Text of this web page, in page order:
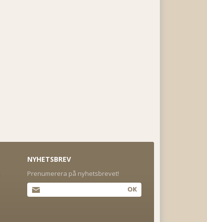
NYHETSBREV
Prenumerera på nyhetsbrevet!
OK